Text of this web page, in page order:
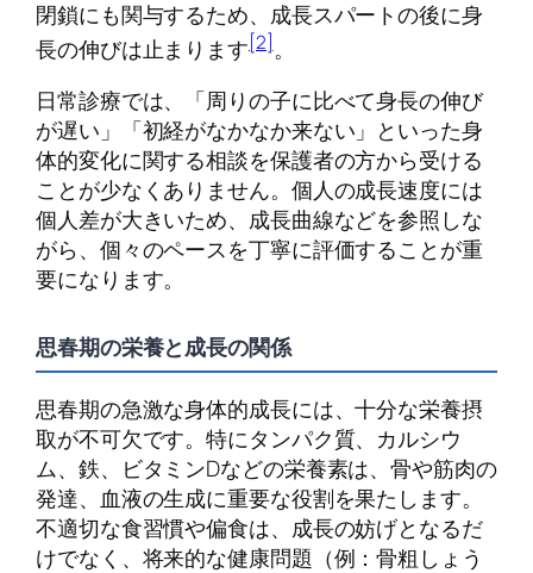
閉鎖にも関与するため、成長スパートの後に身
長の伸びは止まります[2]。
日常診療では、「周りの子に比べて身長の伸び
が遅い」「初経がなかなか来ない」といった身
体的変化に関する相談を保護者の方から受ける
ことが少なくありません。個人の成長速度には
個人差が大きいため、成長曲線などを参照しな
がら、個々のペースを丁寧に評価することが重
要になります。
思春期の栄養と成長の関係
思春期の急激な身体的成長には、十分な栄養摂
取が不可欠です。特にタンパク質、カルシウ
ム、鉄、ビタミンDなどの栄養素は、骨や筋肉の
発達、血液の生成に重要な役割を果たします。
不適切な食習慣や偏食は、成長の妨げとなるだ
けでなく、将来的な健康問題（例：骨粗しょう